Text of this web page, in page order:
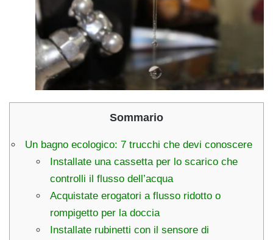
Sommario
Un bagno ecologico: 7 trucchi che devi conoscere
Installate una cassetta per lo scarico che
controlli il flusso dell’acqua
Acquistate erogatori a flusso ridotto o
rompigetto per la doccia
Installate rubinetti con il sensore di